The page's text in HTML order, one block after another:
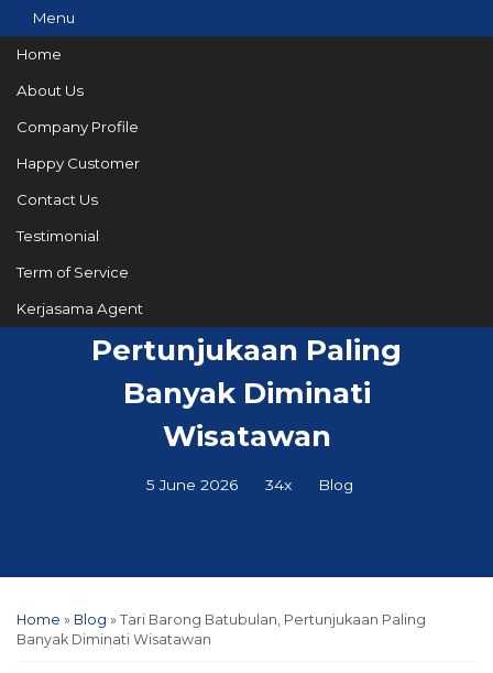
Menu
Home
About Us
Company Profile
Happy Customer
Contact Us
Testimonial
Term of Service
Kerjasama Agent
Tari Barong Batubulan,
Pertunjukaan Paling
Banyak Diminati
Wisatawan
5 June 2026 34x Blog
Home » Blog » Tari Barong Batubulan, Pertunjukaan Paling
Banyak Diminati Wisatawan